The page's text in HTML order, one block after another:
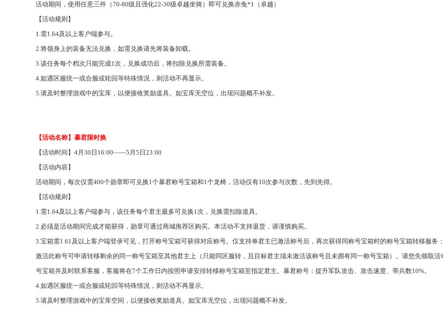
活动期间，使用任意三件（70-80级且强化22-30级卓越坐骑）即可兑换赤兔*1（卓越）
【活动规则】
1.需1.64及以上客户端参与。
2.将领身上的装备无法兑换，如需兑换请先将装备卸载。
3.该任务每个档次只能完成1次，兑换成功后，将扣除兑换所需装备。
4.如遇区服统一或合服或轮回等特殊情况，则活动不再显示。
5.请及时整理游戏中的宝库，以便接收奖励道具。如宝库无空位，出现问题概不补发。
【活动名称】暴君限时换
【活动时间】 4月30日16:00——5月5日23:00
【活动内容】
活动期间，每次仅需400个勋章即可兑换1个暴君称号宝箱和1个龙椅，活动仅有10次参与次数，先到先得。
【活动规则】
1.需1.64及以上客户端参与，该任务每个君主最多可兑换1次，兑换需扣除道具。
2.必须是活动期间完成才能获得，勋章可通过商城推荐区购买。本活动不支持退货，请谨慎购买。
3.宝箱需1.61及以上客户端登录可见， 打开称号宝箱可获得对应称号。仅支持单君主已激活称号后，再次获得同称号宝箱时的称号宝箱转移服务
激活此称号可申请转移剩余的同一称号宝箱至其他君主上（只能同区服转，且目标君主须未激活该称号且未拥有同一称号宝箱）。请您先领取活
号宝箱并及时联系客服，客服将在7个工作日内按照申请安排转移称号宝箱至指定君主。 暴君称号：提升军队攻击、攻击速度、带兵数10%。
4.如遇区服统一或合服或轮回等特殊情况，则活动不再显示。
5.请及时整理游戏中的宝库空间，以便接收奖励道具。如宝库无空位，出现问题概不补发。